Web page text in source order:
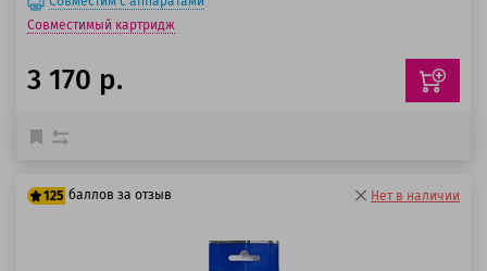
Совместимый картридж
3 170 р.
125 баллов за отзыв Нет в наличии